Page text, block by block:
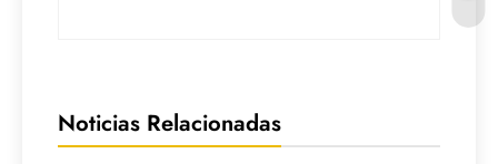
Noticias Relacionadas